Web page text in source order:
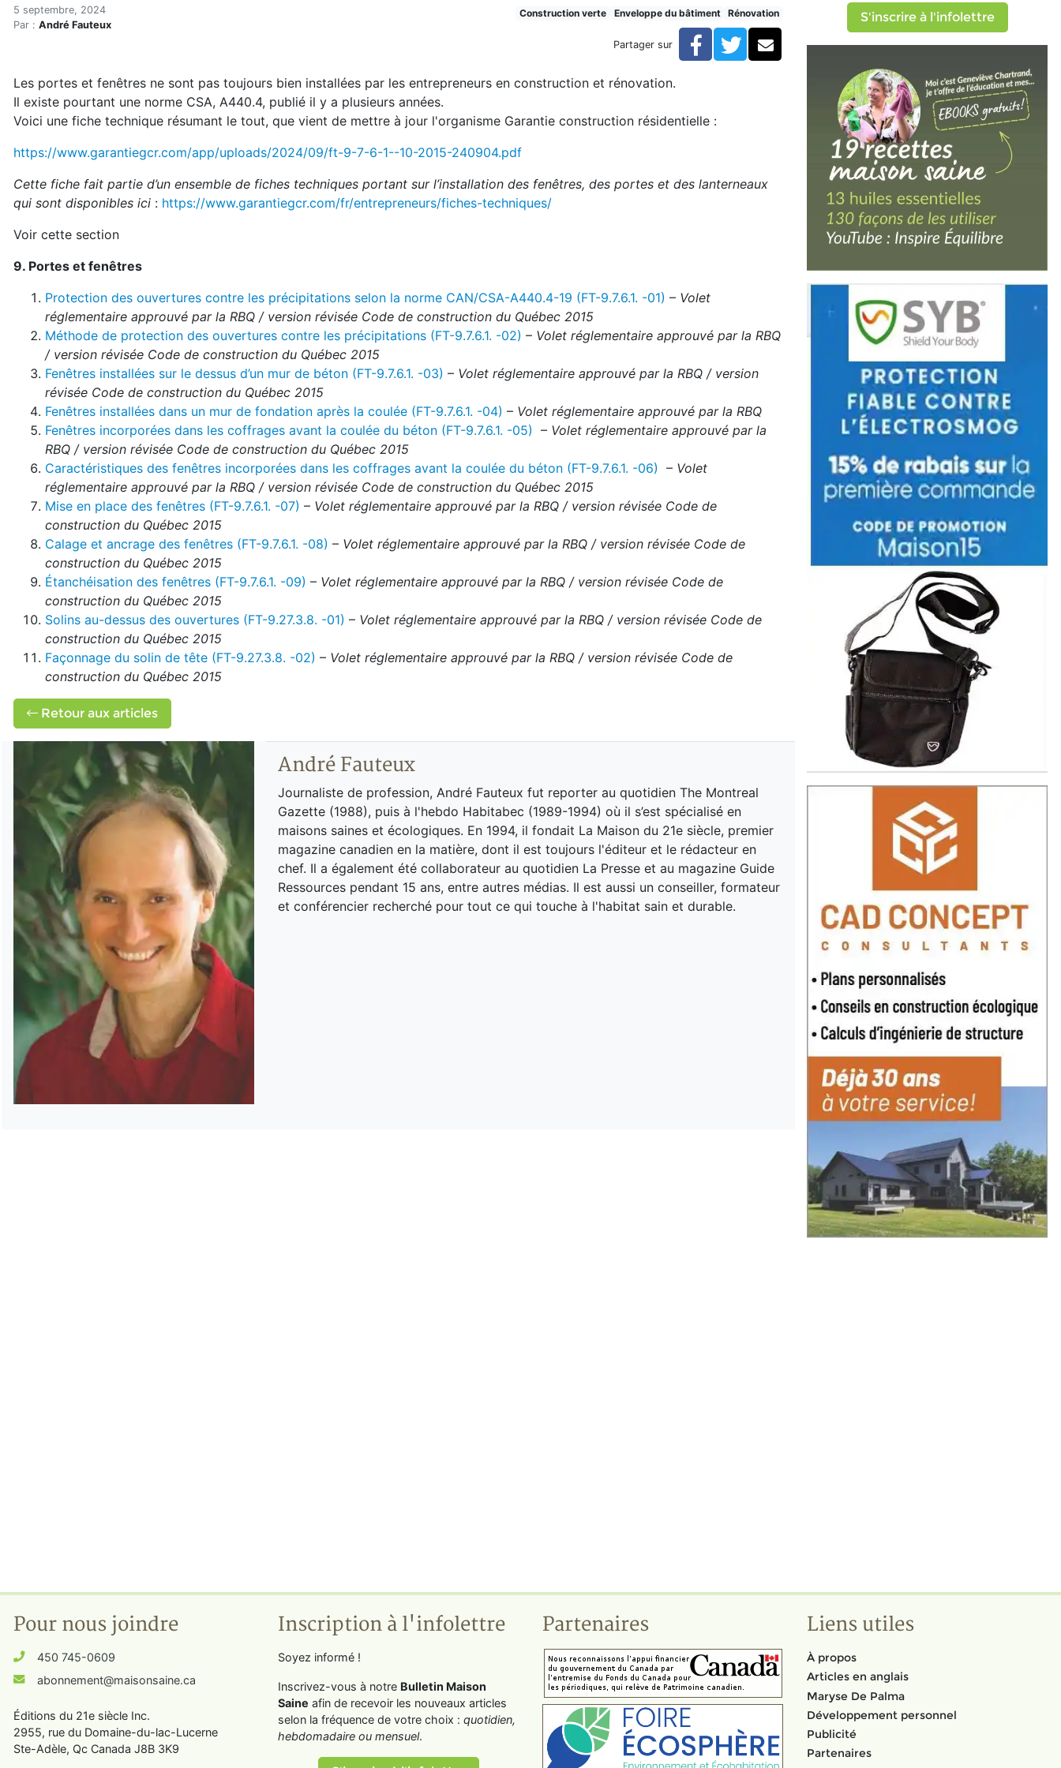
Accueil
En kiosque!
Fiche d'installation des fenêtres de GCR
Fiche d'installation des fenêtres de GCR
5 septembre, 2024
Par : André Fauteux
Construction verte Enveloppe du bâtiment Rénovation
Partager sur Facebook
TwitterCourriel
Les portes et fenêtres ne sont pas toujours bien installées par les entrepreneurs en construction et rénovation.
Il existe pourtant une norme CSA, A440.4, publié il y a plusieurs années.
Voici une fiche technique résumant le tout, que vient de mettre à jour l'organisme Garantie construction résidentielle :
https://www.garantiegcr.com/app/uploads/2024/09/ft-9-7-6-1--10-2015-240904.pdf
Cette fiche fait partie d’un ensemble de fiches techniques portant sur l’installation des fenêtres, des portes et des lanterneaux
qui sont disponibles ici : https://www.garantiegcr.com/fr/entrepreneurs/fiches-techniques/
Voir cette section
9. Portes et fenêtres
Protection des ouvertures contre les précipitations selon la norme CAN/CSA-A440.4-19 (FT-9.7.6.1. -01) – Volet
réglementaire approuvé par la RBQ / version révisée Code de construction du Québec 2015
Méthode de protection des ouvertures contre les précipitations (FT-9.7.6.1. -02) – Volet réglementaire approuvé par la RBQ
/ version révisée Code de construction du Québec 2015
Fenêtres installées sur le dessus d’un mur de béton (FT-9.7.6.1. -03) – Volet réglementaire approuvé par la RBQ / version
révisée Code de construction du Québec 2015
Fenêtres installées dans un mur de fondation après la coulée (FT-9.7.6.1. -04) – Volet réglementaire approuvé par la RBQ
Fenêtres incorporées dans les coffrages avant la coulée du béton (FT-9.7.6.1. -05) – Volet réglementaire approuvé par la
RBQ / version révisée Code de construction du Québec 2015
Caractéristiques des fenêtres incorporées dans les coffrages avant la coulée du béton (FT-9.7.6.1. -06) – Volet
réglementaire approuvé par la RBQ / version révisée Code de construction du Québec 2015
Mise en place des fenêtres (FT-9.7.6.1. -07) – Volet réglementaire approuvé par la RBQ / version révisée Code de
construction du Québec 2015
Calage et ancrage des fenêtres (FT-9.7.6.1. -08) – Volet réglementaire approuvé par la RBQ / version révisée Code de
construction du Québec 2015
Étanchéisation des fenêtres (FT-9.7.6.1. -09) – Volet réglementaire approuvé par la RBQ / version révisée Code de
construction du Québec 2015
Solins au-dessus des ouvertures (FT-9.27.3.8. -01) – Volet réglementaire approuvé par la RBQ / version révisée Code de
construction du Québec 2015
Façonnage du solin de tête (FT-9.27.3.8. -02) – Volet réglementaire approuvé par la RBQ / version révisée Code de
construction du Québec 2015
Retour aux articles
André Fauteux
Journaliste de profession, André Fauteux fut reporter au quotidien The Montreal
Gazette (1988), puis à l'hebdo Habitabec (1989-1994) où il s’est spécialisé en
maisons saines et écologiques. En 1994, il fondait La Maison du 21e siècle, premier
magazine canadien en la matière, dont il est toujours l'éditeur et le rédacteur en
chef. Il a également été collaborateur au quotidien La Presse et au magazine Guide
Ressources pendant 15 ans, entre autres médias. Il est aussi un conseiller, formateur
et conférencier recherché pour tout ce qui touche à l'habitat sain et durable.
S'inscrire à l'infolettre
Pour nous joindre
450 745-0609
abonnement@maisonsaine.ca
Éditions du 21e siècle Inc.
2955, rue du Domaine-du-lac-Lucerne
Ste-Adèle, Qc Canada J8B 3K9
Inscription à l'infolettre
Soyez informé !
Inscrivez-vous à notre Bulletin Maison
Saine afin de recevoir les nouveaux articles
selon la fréquence de votre choix : quotidien,
hebdomadaire ou mensuel.
Partenaires Liens utiles
À propos
Articles en anglais
Maryse De Palma
Développement personnel
Publicité
Partenaires